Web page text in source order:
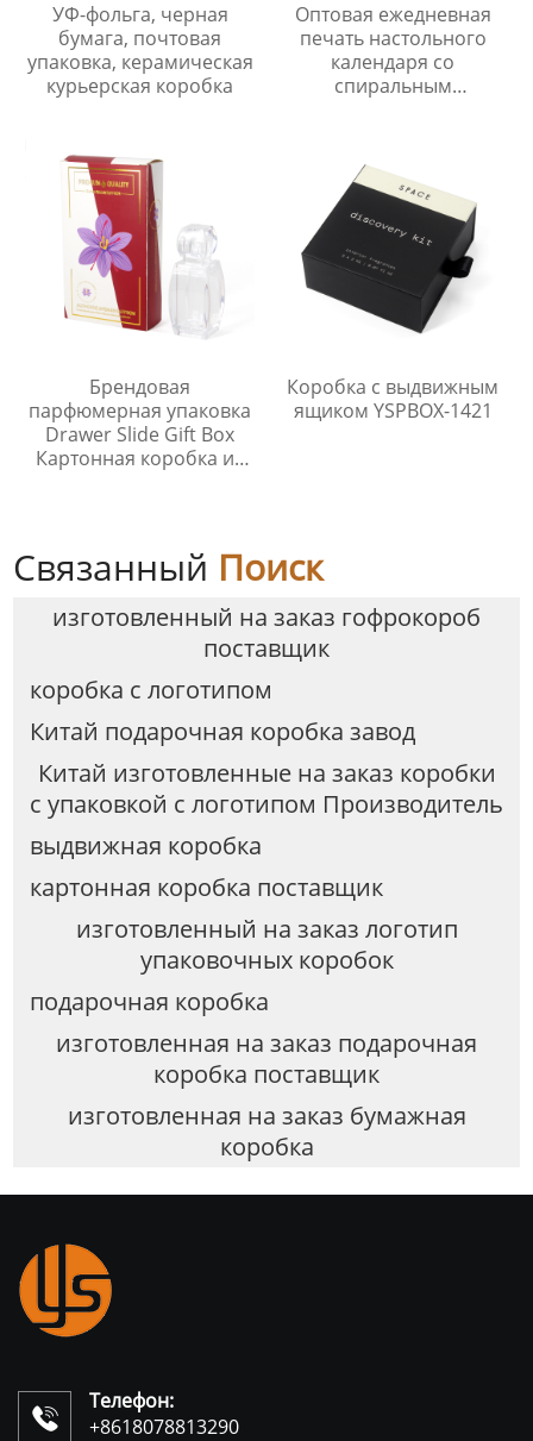
УФ-фольга, черная
бумага, почтовая
упаковка, керамическая
курьерская коробка
Оптовая ежедневная
печать настольного
календаря со
спиральным
Брендовая
парфюмерная упаковка
Drawer Slide Gift Box
Картонная коробка из
Коробка с выдвижным
ящиком YSPBOX-1421
Связанный Поиск
изготовленный на заказ гофрокороб
поставщик
коробка с логотипом
Китай подарочная коробка завод
Китай изготовленные на заказ коробки
с упаковкой с логотипом Производитель
выдвижная коробка
картонная коробка поставщик
изготовленный на заказ логотип
упаковочных коробок
подарочная коробка
изготовленная на заказ подарочная
коробка поставщик
изготовленная на заказ бумажная
коробка

Телефон:
+8618078813290